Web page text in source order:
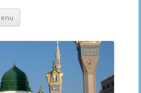
Skip
content